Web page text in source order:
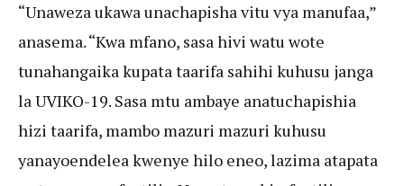
“Unaweza ukawa unachapisha vitu vya manufaa,”
anasema. “Kwa mfano, sasa hivi watu wote
tunahangaika kupata taarifa sahihi kuhusu janga
la UVIKO-19. Sasa mtu ambaye anatuchapishia
hizi taarifa, mambo mazuri mazuri kuhusu
yanayoendelea kwenye hilo eneo, lazima atapata